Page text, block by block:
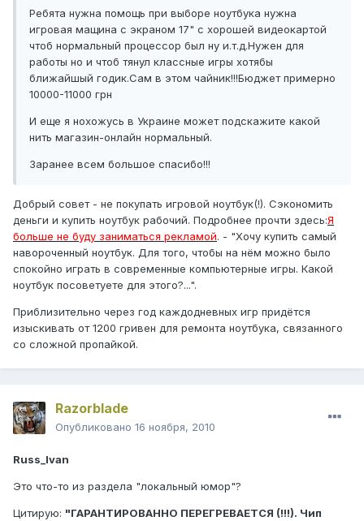
Ребята нужна помощь при выборе ноутбука нужна
игровая мащина с экраном 17" с хорошей видеокартой
чтоб нормальный процессор был ну и.т.д.Нужен для
работы но и чтоб тянул классные игры хотябы
ближайшый годик.Сам в этом чайник!!!Бюджет примерно
10000-11000 грн
И еще я нохожусь в Украине может подскажите какой
нить магазин-онлайн нормальный.
Заранее всем большое спасибо!!!
Добрый совет - не покупать игровой ноутбук(!). Сэкономить
деньги и купить ноутбук рабочий. Подробнее прочти здесь:Я
больше не буду заниматься рекламой. - "Хочу купить самый
навороченный ноутбук. Для того, чтобы на нём можно было
спокойно играть в современные компьютерные игры. Какой
ноутбук посоветуете для этого?...".
Приблизительно через год каждодневных игр придётся
изыскивать от 1200 гривен для ремонта ноутбука, связанного
со сложной пропайкой.
Razorblade
Опубликовано 16 ноября, 2010
Russ_Ivan
Это что-то из раздела "локальный юмор"?
Цитирую: "ГАРАНТИРОВАННО ПЕРЕГРЕВАЕТСЯ (!!!). Чип